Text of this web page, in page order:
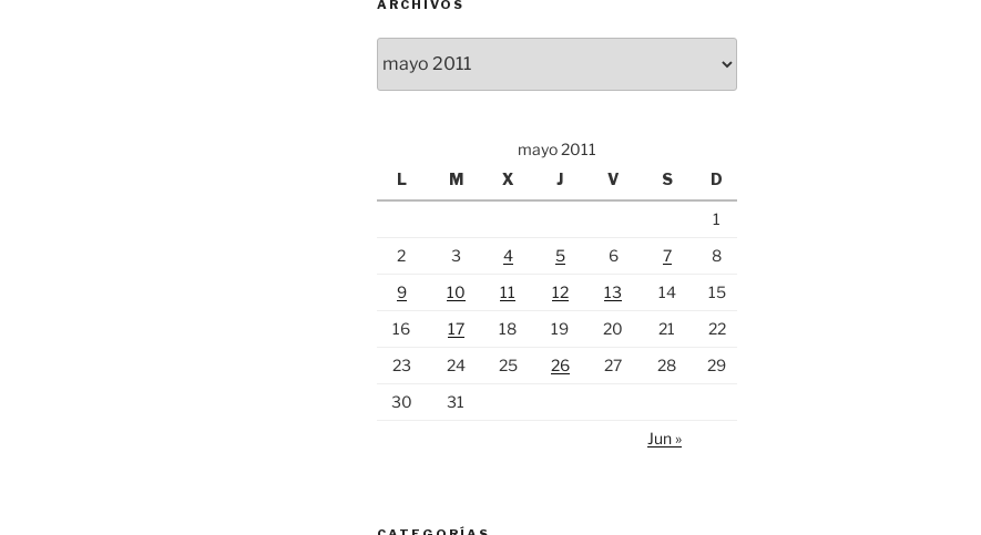
ARCHIVOS
mayo 2011
L
M X J V S D
1
2
3 4 5 6 7
8
9
10 11 12 13 14
15
16
17 18 19 20 21
22
23
24 25 26 27 28
29
30
31
Jun »